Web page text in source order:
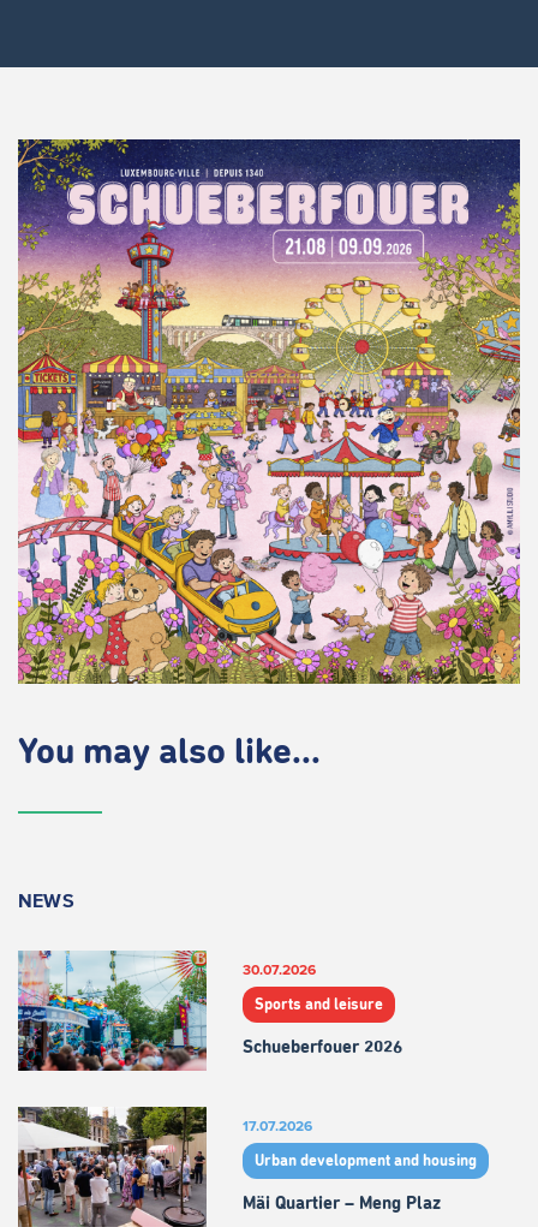
You may also like...
NEWS
30.07.2026
Sports and leisure
Schueberfouer 2026
17.07.2026
Urban development and housing
Mäi Quartier – Meng Plaz